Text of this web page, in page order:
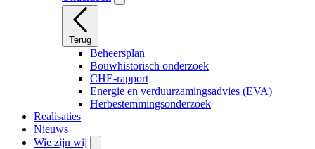
Terug
Beheersplan
Bouwhistorisch onderzoek
CHE-rapport
Energie en verduurzamingsadvies (EVA)
Herbestemmingsonderzoek
Realisaties
Nieuws
Wie zijn wij